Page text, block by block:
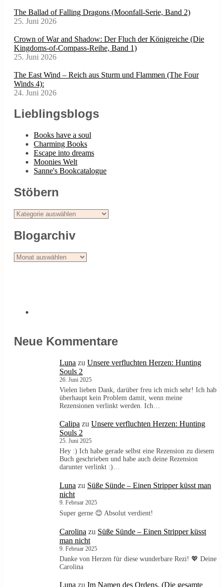
The Ballad of Falling Dragons (Moonfall-Serie, Band 2)
25. Juni 2026
Crown of War and Shadow: Der Fluch der Königreiche (Die
Kingdoms-of-Compass-Reihe, Band 1)
25. Juni 2026
The East Wind – Reich aus Sturm und Flammen (The Four
Winds 4):
24. Juni 2026
Lieblingsblogs
Books have a soul
Charming Books
Escape into dreams
Moonies Welt
Sanne's Bookcatalogue
Stöbern
Stöbern
Blogarchiv
Blogarchiv
Neue Kommentare
Luna zu Unsere verfluchten Herzen: Hunting
Souls 2
26. Juni 2025
Vielen lieben Dank, darüber freu ich mich sehr! Ich hab
überhaupt kein Problem damit, wenn meine
Rezensionen verlinkt werden. Ich…
Calipa zu Unsere verfluchten Herzen: Hunting
Souls 2
25. Juni 2025
Hey :) Ich habe gerade selbst eine Rezension zu diesem
Buch geschrieben und habe auch deine Rezension
darunter verlinkt :)…
Luna zu Süße Sünde – Einen Stripper küsst man
nicht
9. Februar 2025
Super gerne 😊 Absolut verdient!
Carolina zu Süße Sünde – Einen Stripper küsst
man nicht
9. Februar 2025
Danke von Herzen für diese wunderbare Rezi! 💖 Deine
Carolina
Luna zu Im Namen des Ordens. (Die gesamte